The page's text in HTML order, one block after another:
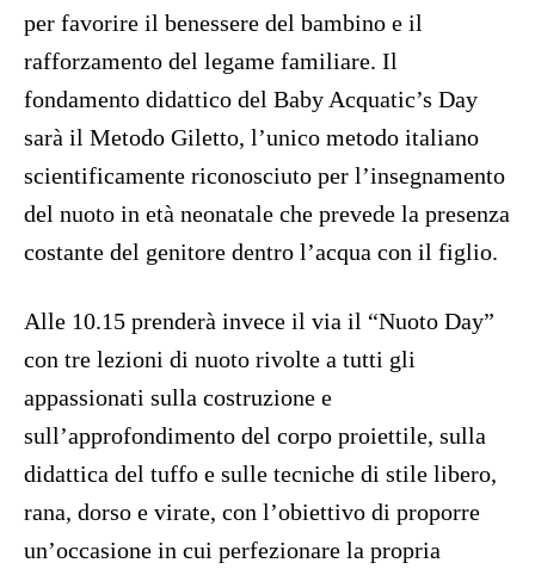
per favorire il benessere del bambino e il
rafforzamento del legame familiare. Il
fondamento didattico del Baby Acquatic’s Day
sarà il Metodo Giletto, l’unico metodo italiano
scientificamente riconosciuto per l’insegnamento
del nuoto in età neonatale che prevede la presenza
costante del genitore dentro l’acqua con il figlio.
Alle 10.15 prenderà invece il via il “Nuoto Day”
con tre lezioni di nuoto rivolte a tutti gli
appassionati sulla costruzione e
sull’approfondimento del corpo proiettile, sulla
didattica del tuffo e sulle tecniche di stile libero,
rana, dorso e virate, con l’obiettivo di proporre
un’occasione in cui perfezionare la propria